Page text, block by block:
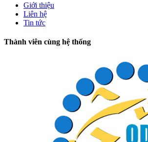
Giới thiệu
Liên hệ
Tin tức
Thành viên cùng hệ thống